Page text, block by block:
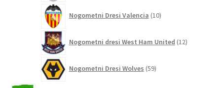
Nogometni Dresi Valencia 10izdelkov
Nogometni dresi West Ham United 12izdelkov
Nogometni Dresi Wolves 59izdelkov